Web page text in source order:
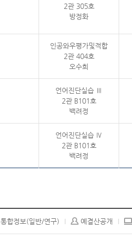
2관 305호
방정화
인공와우평가및적합
2관 404호
오수희
언어진단실습 Ⅲ
2관 B101호
백려정
언어진단실습 Ⅳ
2관 B101호
백려정
통합정보(일반/연구) 예결산공개